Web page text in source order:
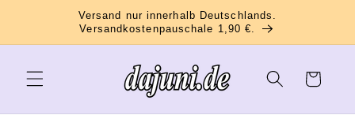
Versand nur innerhalb Deutschlands.
Versandkostenpauschale 1,90 €.
Warenkorb